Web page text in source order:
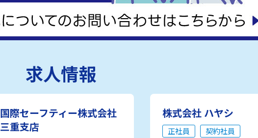
求人情報
国際セーフティー株式会社
三重支店
株式会社 ハヤシ
正社員
契約社員